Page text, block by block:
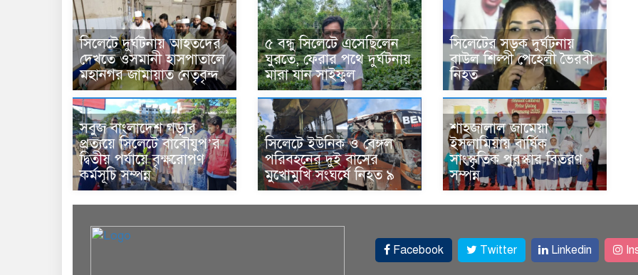
সিলেটে দুর্ঘটনায় আহতদের
দেখতে ওসমানী হাসপাতালে
মহানগর জামায়াত নেতৃবৃন্দ
৫ বন্ধু সিলেটে এসেছিলেন
ঘুরতে, ফেরার পথে দুর্ঘটনায়
মারা যান সাইফুল
সিলেটের সড়ক দুর্ঘটনায়
বাউল শিল্পী পেহেলী ভৈরবী
নিহত
সবুজ বাংলাদেশ গড়ার
প্রত্যয়ে সিলেটে বাবৌযুপ’র
দ্বিতীয় পর্যায়ে বৃক্ষরোপণ
কর্মসূচি সম্পন্ন
সিলেটে ইউনিক ও বেঙ্গল
পরিবহনের দুই বাসের
মুখোমুখি সংঘর্ষে নিহত ৯
শাহজালাল জামেয়া
ইসলামিয়ায় বার্ষিক
সাংস্কৃতিক পুরস্কার বিতরণ
সম্পন্ন
Facebook Twitter Linkedin